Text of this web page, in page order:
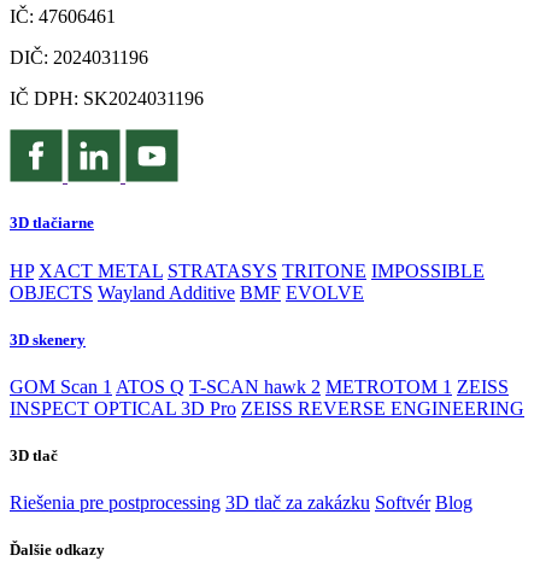
IČ: 47606461
DIČ: 2024031196
IČ DPH: SK2024031196
3D tlačiarne
HP XACT METAL STRATASYS TRITONE IMPOSSIBLE
OBJECTS Wayland Additive BMF EVOLVE
3D skenery
GOM Scan 1 ATOS Q T-SCAN hawk 2 METROTOM 1 ZEISS
INSPECT OPTICAL 3D Pro ZEISS REVERSE ENGINEERING
3D tlač
Riešenia pre postprocessing 3D tlač za zakázku Softvér Blog
Ďalšie odkazy